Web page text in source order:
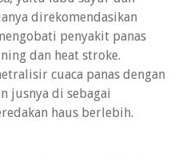
direkomendasikan
penyakit panas
dan heat stroke.
cuaca panas dengan
jusnya di sebagai
haus berlebih.